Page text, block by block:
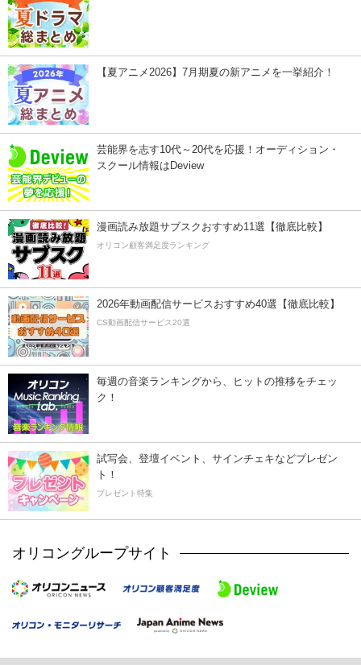
【夏アニメ2026】7月期夏の新アニメを一挙紹介！
芸能界を志す10代～20代を応援！オーディション・
スクール情報はDeview
漫画読み放題サブスクおすすめ11選【徹底比較】
オリコン顧客満足度ランキング
2026年動画配信サービスおすすめ40選【徹底比較】
CS動画配信サービス20選
毎週の音楽ランキングから、ヒットの推移をチェッ
ク！
試写会、登壇イベント、サインチェキなどプレゼン
ト！
プレゼント特集
オリコングループサイト